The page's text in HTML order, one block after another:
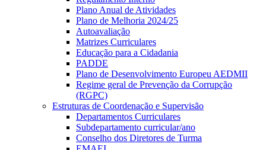
Plano Anual de Atividades
Plano de Melhoria 2024/25
Autoavaliação
Matrizes Curriculares
Educação para a Cidadania
PADDE
Plano de Desenvolvimento Europeu AEDMII
Regime geral de Prevenção da Corrupção
(RGPC)
Estruturas de Coordenação e Supervisão
Departamentos Curriculares
Subdepartamento curricular/ano
Conselho dos Diretores de Turma